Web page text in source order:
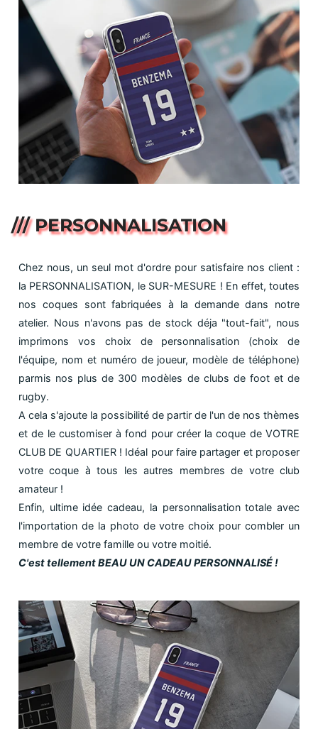
/// PERSONNALISATION
Chez nous, un seul mot d'ordre pour satisfaire nos client :
la PERSONNALISATION, le SUR-MESURE ! En effet, toutes
nos coques sont fabriquées à la demande dans notre
atelier. Nous n'avons pas de stock déja "tout-fait", nous
imprimons vos choix de personnalisation (choix de
l'équipe, nom et numéro de joueur, modèle de téléphone)
parmis nos plus de 300 modèles de clubs de foot et de
rugby.
A cela s'ajoute la possibilité de partir de l'un de nos thèmes
et de le customiser à fond pour créer la coque de VOTRE
CLUB DE QUARTIER ! Idéal pour faire partager et proposer
votre coque à tous les autres membres de votre club
amateur !
Enfin, ultime idée cadeau, la personnalisation totale avec
l'importation de la photo de votre choix pour combler un
membre de votre famille ou votre moitié.
C'est tellement BEAU UN CADEAU PERSONNALISÉ !